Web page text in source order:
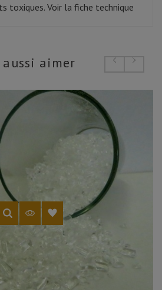
toxiques. Voir la fiche technique
aimer